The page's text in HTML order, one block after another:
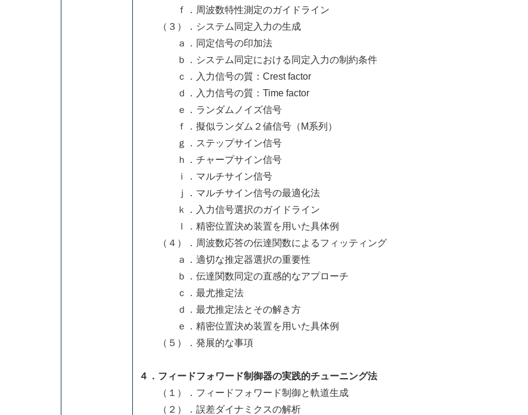
ｆ．周波数特性測定のガイドライン
（３）．システム同定入力の生成
ａ．同定信号の印加法
ｂ．システム同定における同定入力の制約条件
ｃ．入力信号の質：Crest factor
ｄ．入力信号の質：Time factor
ｅ．ランダムノイズ信号
ｆ．擬似ランダム２値信号（M系列）
ｇ．ステップサイン信号
ｈ．チャープサイン信号
ｉ．マルチサイン信号
ｊ．マルチサイン信号の最適化法
ｋ．入力信号選択のガイドライン
ｌ．精密位置決め装置を用いた具体例
（４）．周波数応答の伝達関数によるフィッティング
ａ．適切な推定器選択の重要性
ｂ．伝達関数同定の直感的なアプローチ
ｃ．最尤推定法
ｄ．最尤推定法とその解き方
ｅ．精密位置決め装置を用いた具体例
（５）．発展的な事項
４．フィードフォワード制御器の実践的チューニング法
（１）．フィードフォワード制御と軌道生成
（２）．誤差ダイナミクスの解析